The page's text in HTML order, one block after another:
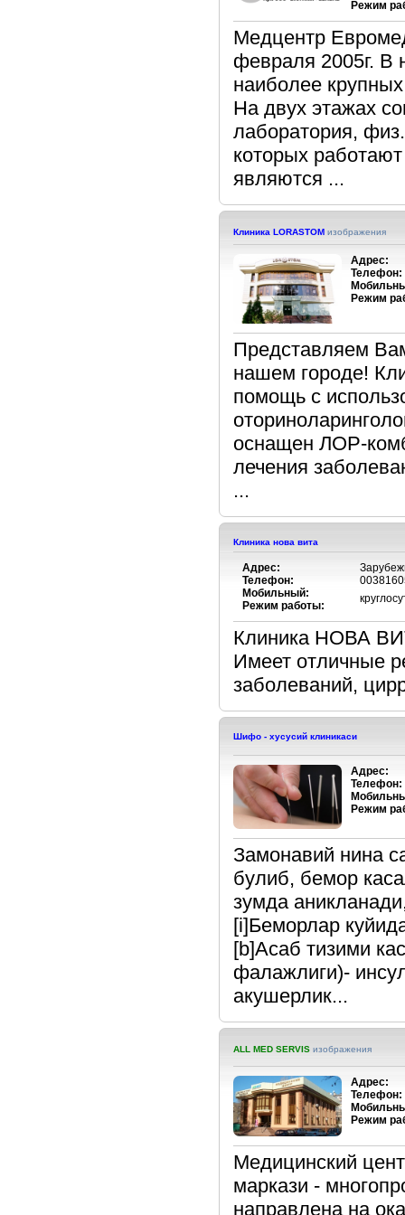
Режим
Медцентр
февраля 2005г. В
наиболее
На двух этажах
лаборатория,
которых
являются ...
Клиника LORASTOM изображения
Адрес:
Телефон:
Режим
Представляем
нашем городе!
помощь с
оснащен ЛОР-
лечения
...
Клиника нова вита
Адрес:
Телефон:
Мобильный:
Режим работы:
Клиника НОВА
Имеет отличные
заболеваний,
Шифо - хусусий клиникаси
Адрес:
Телефон:
Режим
Замонавий нина
булиб, бемор
зумда
[i]Беморлар
[b]Асаб тизими
фалажлиги)-
акушерлик...
ALL MED SERVIS изображения
Адрес:
Телефон:
Режим
Медицинский
маркази -
направлена на